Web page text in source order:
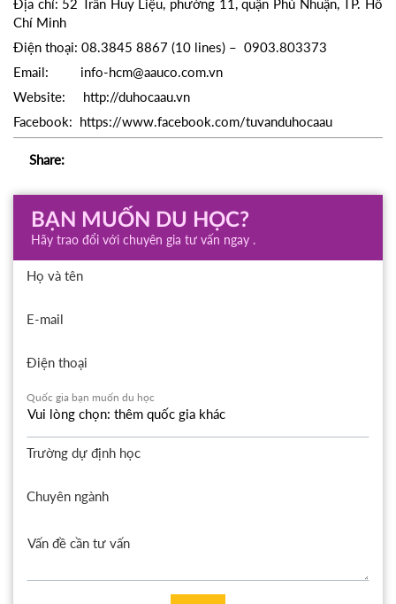
Địa chỉ: 52 Trần Huy Liệu, phường 11, quận Phú Nhuận, TP. Hồ
Chí Minh
Điện thoại: 08.3845 8867 (10 lines) – 0903.803373
Email: info-hcm@aauco.com.vn
Website: http://duhocaau.vn
Facebook: https://www.facebook.com/tuvanduhocaau
Share:
BẠN MUỐN DU HỌC?
Hãy trao đổi với chuyên gia tư vấn ngay .
Họ và tên
E-mail
Điện thoại
Quốc gia bạn muốn du học
Trường dự định học
Chuyên ngành